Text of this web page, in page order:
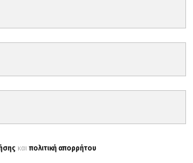
καιπολιτική απορρήτου